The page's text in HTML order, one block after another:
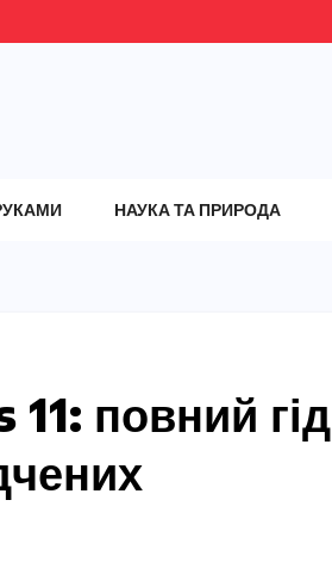
НАУКА ТА ПРИРОДА
повний гід